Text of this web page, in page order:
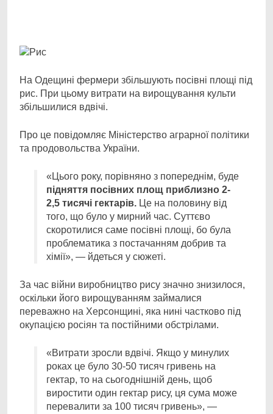
На Одещині фермери збільшують посівні площі під
рис. При цьому витрати на вирощування культи
збільшилися вдвічі.
Про це повідомляє Міністерство аграрної політики
та продовольства України.
«Цього року, порівняно з попереднім, буде
підняття посівних площ приблизно 2-
2,5 тисячі гектарів. Це на половину від
того, що було у мирний час. Суттєво
скоротилися саме посівні площі, бо була
проблематика з постачанням добрив та
хімії», — йдеться у сюжеті.
За час війни виробництво рису значно знизилося,
оскільки його вирощуванням займалися
переважно на Херсонщині, яка нині частково під
окупацією росіян та постійними обстрілами.
«Витрати зросли вдвічі. Якщо у минулих
роках це було 30-50 тисяч гривень на
гектар, то на сьогоднішній день, щоб
виростити один гектар рису, ця сума може
перевалити за 100 тисяч гривень», —